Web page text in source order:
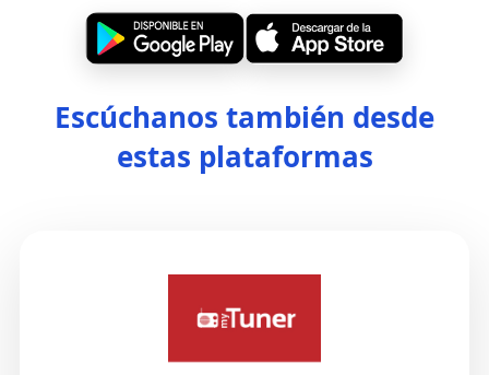
Escúchanos también desde
estas plataformas